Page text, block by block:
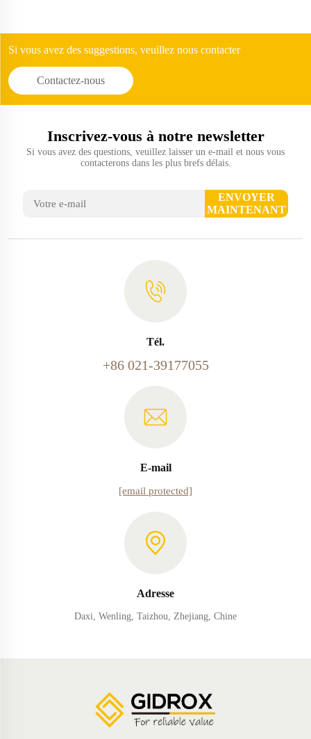
Si vous avez des suggestions, veuillez nous contacter
Contactez-nous
Inscrivez-vous à notre newsletter
Si vous avez des questions, veuillez laisser un e-mail et nous vous
contacterons dans les plus brefs délais.
ENVOYER
MAINTENANT
Tél.
+86 021-39177055
E-mail
[email protected]
Adresse
Daxi, Wenling, Taizhou, Zhejiang, Chine